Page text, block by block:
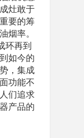
灶敢于
要的筹
烟率。
环再到
如今的
，集成
功能不
们追求
产品的